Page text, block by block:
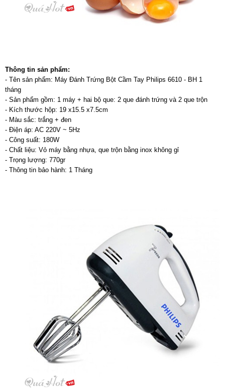
Thông tin sản phẩm:
- Tên sản phẩm: Máy Đánh Trứng Bột Cầm Tay Philips 6610 - BH 1
tháng
- Sản phẩm gồm: 1 máy + hai bộ que: 2 que đánh trứng và 2 que trộn
- Kích thước hộp: 19 x15.5 x7.5cm
- Màu sắc: trắng + đen
- Điện áp: AC 220V ~ 5Hz
- Công suất: 180W
- Chất liệu: Vỏ máy bằng nhựa, que trộn bằng inox không gỉ
- Trọng lượng: 770gr
- Thông tin bảo hành: 1 Tháng